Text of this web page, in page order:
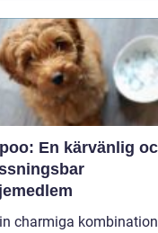
En kärvänlig
charmiga